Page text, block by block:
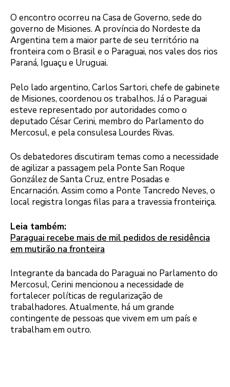
O encontro ocorreu na Casa de Governo, sede do
governo de Misiones. A província do Nordeste da
Argentina tem a maior parte de seu território na
fronteira com o Brasil e o Paraguai, nos vales dos rios
Paraná, Iguaçu e Uruguai.
Pelo lado argentino, Carlos Sartori, chefe de gabinete
de Misiones, coordenou os trabalhos. Já o Paraguai
esteve representado por autoridades como o
deputado César Cerini, membro do Parlamento do
Mercosul, e pela consulesa Lourdes Rivas.
Os debatedores discutiram temas como a necessidade
de agilizar a passagem pela Ponte San Roque
González de Santa Cruz, entre Posadas e
Encarnación. Assim como a Ponte Tancredo Neves, o
local registra longas filas para a travessia fronteiriça.
Leia também:
Paraguai recebe mais de mil pedidos de residência
em mutirão na fronteira
Integrante da bancada do Paraguai no Parlamento do
Mercosul, Cerini mencionou a necessidade de
fortalecer políticas de regularização de
trabalhadores. Atualmente, há um grande
contingente de pessoas que vivem em um país e
trabalham em outro.